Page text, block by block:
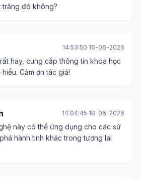
trăng đó không?
14:53:50 16-06-2026
hay, cung cấp thông tin khoa học
Cảm ơn tác giả!
14:04:45 18-06-2026
này có thể ứng dụng cho các sứ
hành tinh khác trong tương lai